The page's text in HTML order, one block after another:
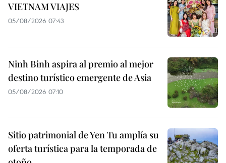
VIETNAM VIAJES
05/08/2026 07:43
Ninh Binh aspira al premio al mejor
destino turístico emergente de Asia
05/08/2026 07:10
Sitio patrimonial de Yen Tu amplía su
oferta turística para la temporada de